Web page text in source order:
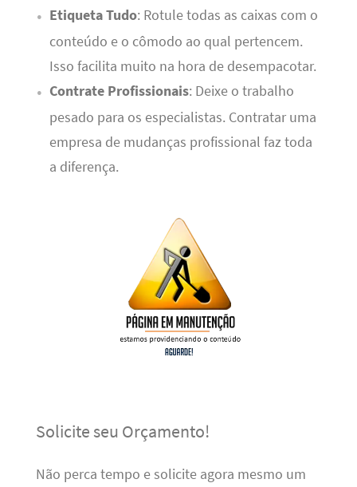
Etiqueta Tudo: Rotule todas as caixas com o
conteúdo e o cômodo ao qual pertencem.
Isso facilita muito na hora de desempacotar.
Contrate Profissionais: Deixe o trabalho
pesado para os especialistas. Contratar uma
empresa de mudanças profissional faz toda
a diferença.
Solicite seu Orçamento!
Não perca tempo e solicite agora mesmo um